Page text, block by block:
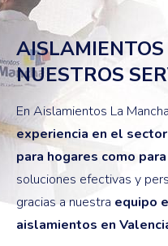
NUESTROS
En Aislamientos La
experiencia en el
para hogares como
soluciones efectivas y
gracias a nuestra equipo
aislamientos en